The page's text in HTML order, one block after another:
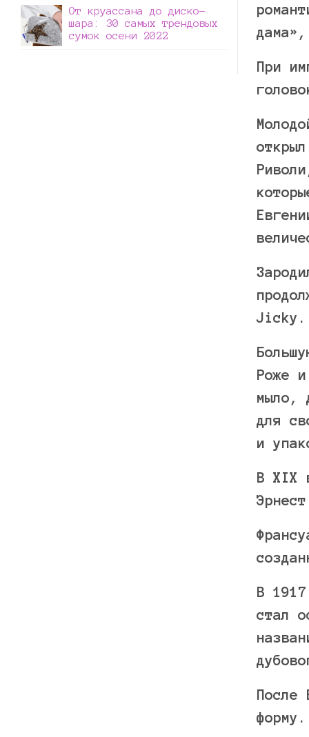
При
Jicky.
Роже
мыло,
для
и
В XIX
В
стал
После
форму.
От круассана до диско-
шара: 30 самых трендовых
сумок осени 2022